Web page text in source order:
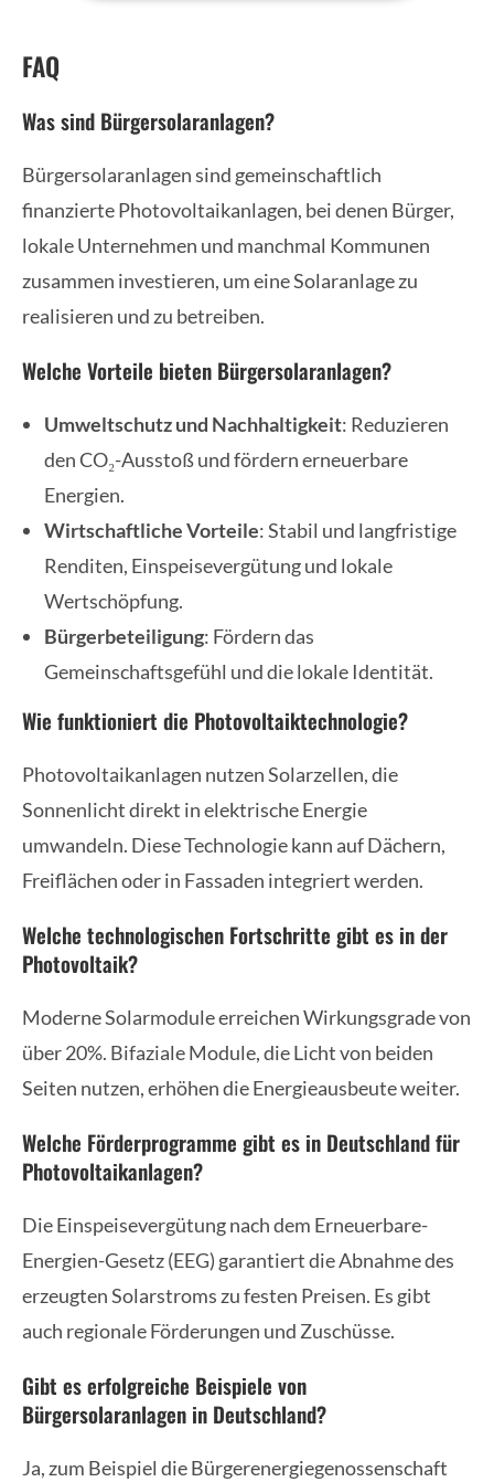
FAQ
Was sind Bürgersolaranlagen?
Bürgersolaranlagen sind gemeinschaftlich
finanzierte Photovoltaikanlagen, bei denen Bürger,
lokale Unternehmen und manchmal Kommunen
zusammen investieren, um eine Solaranlage zu
realisieren und zu betreiben.
Welche Vorteile bieten Bürgersolaranlagen?
Umweltschutz und Nachhaltigkeit: Reduzieren
den CO₂-Ausstoß und fördern erneuerbare
Energien.
Wirtschaftliche Vorteile: Stabil und langfristige
Renditen, Einspeisevergütung und lokale
Wertschöpfung.
Bürgerbeteiligung: Fördern das
Gemeinschaftsgefühl und die lokale Identität.
Wie funktioniert die Photovoltaiktechnologie?
Photovoltaikanlagen nutzen Solarzellen, die
Sonnenlicht direkt in elektrische Energie
umwandeln. Diese Technologie kann auf Dächern,
Freiflächen oder in Fassaden integriert werden.
Welche technologischen Fortschritte gibt es in der
Photovoltaik?
Moderne Solarmodule erreichen Wirkungsgrade von
über 20%. Bifaziale Module, die Licht von beiden
Seiten nutzen, erhöhen die Energieausbeute weiter.
Welche Förderprogramme gibt es in Deutschland für
Photovoltaikanlagen?
Die Einspeisevergütung nach dem Erneuerbare-
Energien-Gesetz (EEG) garantiert die Abnahme des
erzeugten Solarstroms zu festen Preisen. Es gibt
auch regionale Förderungen und Zuschüsse.
Gibt es erfolgreiche Beispiele von
Bürgersolaranlagen in Deutschland?
Ja, zum Beispiel die Bürgerenergiegenossenschaft